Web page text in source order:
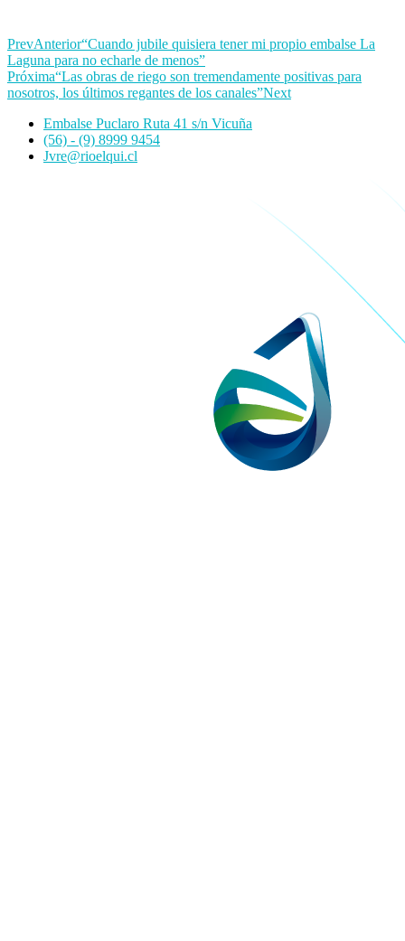
PrevAnterior“Cuando jubile quisiera tener mi propio embalse La
Laguna para no echarle de menos”
Próxima“Las obras de riego son tremendamente positivas para
nosotros, los últimos regantes de los canales”Next
Embalse Puclaro Ruta 41 s/n Vicuña
(56) - (9) 8999 9454
Jvre@rioelqui.cl